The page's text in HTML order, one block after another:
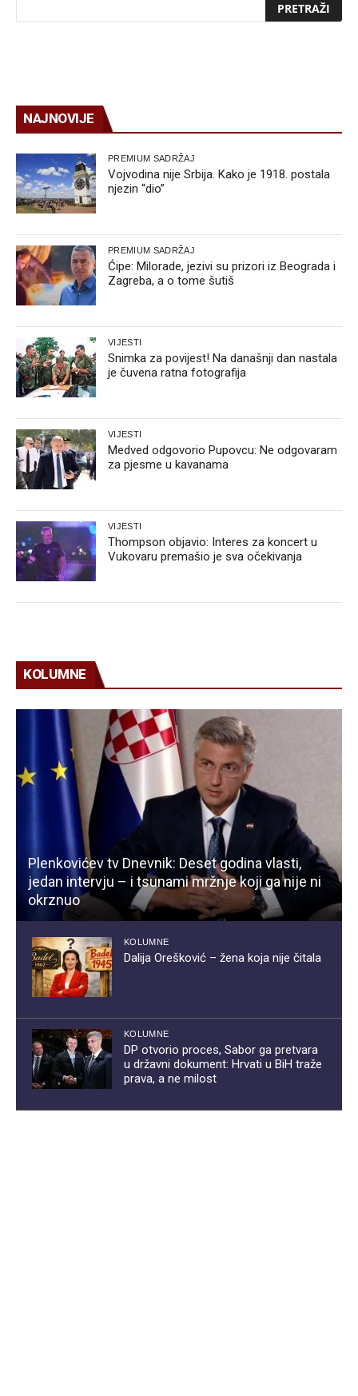
NAJNOVIJE
PREMIUM SADRŽAJ
Vojvodina nije Srbija. Kako je 1918. postala
njezin “dio”
PREMIUM SADRŽAJ
Ćipe: Milorade, jezivi su prizori iz Beograda i
Zagreba, a o tome šutiš
VIJESTI
Snimka za povijest! Na današnji dan nastala
je čuvena ratna fotografija
VIJESTI
Medved odgovorio Pupovcu: Ne odgovaram
za pjesme u kavanama
VIJESTI
Thompson objavio: Interes za koncert u
Vukovaru premašio je sva očekivanja
KOLUMNE
Plenkovićev tv Dnevnik: Deset godina vlasti,
jedan intervju – i tsunami mržnje koji ga nije ni
okrznuo
KOLUMNE
Dalija Orešković – žena koja nije čitala
KOLUMNE
DP otvorio proces, Sabor ga pretvara
u državni dokument: Hrvati u BiH traže
prava, a ne milost